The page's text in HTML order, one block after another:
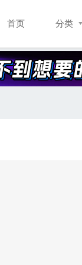
首页 分类